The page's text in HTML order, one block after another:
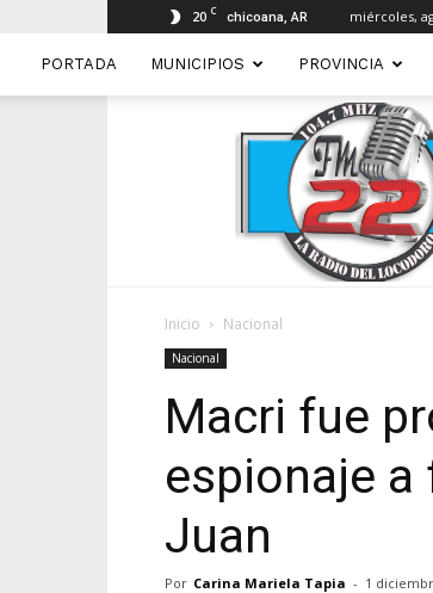
20 C chicoana, AR miércoles,
PORTADA MUNICIPIOS PROVINCIA
Inicio Nacional
Nacional
Macri fue
espionaje a
Juan
Por Carina Mariela Tapia - 1